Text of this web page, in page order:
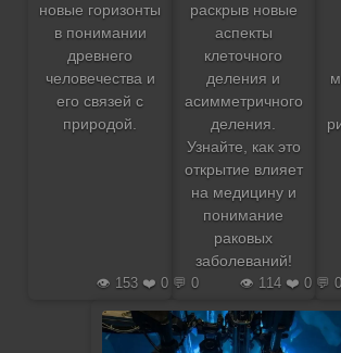
новые горизонты
в понимании
древнего
человечества и
его связей с
природой.
👁️ 153 ❤️ 0 💬 0
раскрыв новые
аспекты
клеточного
деления и
асимметричного
деления.
Узнайте, как это
открытие влияет
на медицину и
понимание
раковых
заболеваний!
👁️ 114 ❤️ 0 💬 0